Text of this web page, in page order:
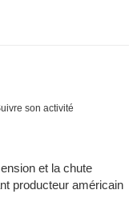
son activité
et la chute
producteur américain